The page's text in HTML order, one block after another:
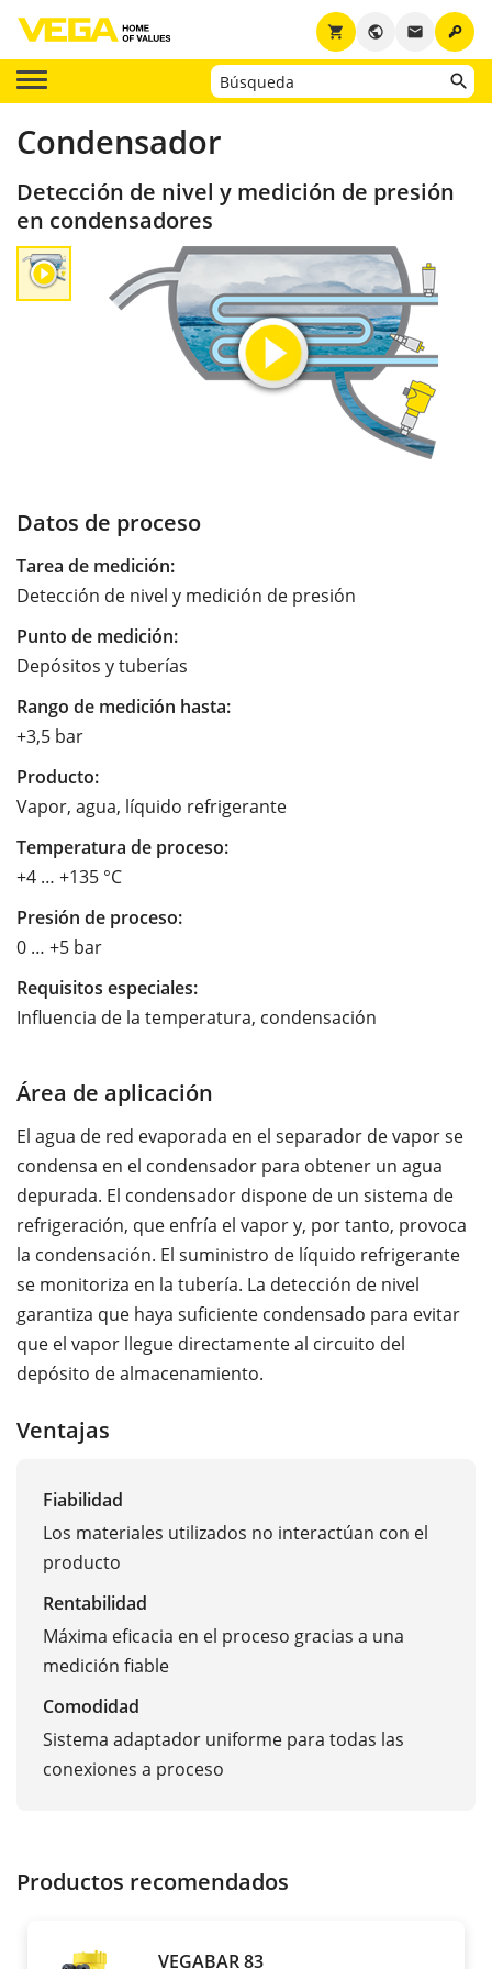
key
email
public
shopping_cart
Condensador
Detección de nivel y medición de presión
en condensadores
Datos de proceso
Tarea de medición:
Detección de nivel y medición de presión
Punto de medición:
Depósitos y tuberías
Rango de medición hasta:
+3,5 bar
Producto:
Vapor, agua, líquido refrigerante
Temperatura de proceso:
+4 … +135 °C
Presión de proceso:
0 … +5 bar
Requisitos especiales:
Influencia de la temperatura, condensación
Área de aplicación
El agua de red evaporada en el separador de vapor se
condensa en el condensador para obtener un agua
depurada. El condensador dispone de un sistema de
refrigeración, que enfría el vapor y, por tanto, provoca
la condensación. El suministro de líquido refrigerante
se monitoriza en la tubería. La detección de nivel
garantiza que haya suficiente condensado para evitar
que el vapor llegue directamente al circuito del
depósito de almacenamiento.
Ventajas
Fiabilidad
Los materiales utilizados no interactúan con el
producto
Rentabilidad
Máxima eficacia en el proceso gracias a una
medición fiable
Comodidad
Sistema adaptador uniforme para todas las
conexiones a proceso
Productos recomendados
VEGABAR 83